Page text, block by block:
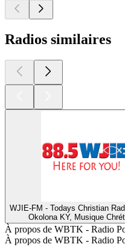
Radios similaires
WJIE-FM - Todays Christian
Okolona KY, Musique
À propos de WBTK - Radio
À propos de WBTK - Radio